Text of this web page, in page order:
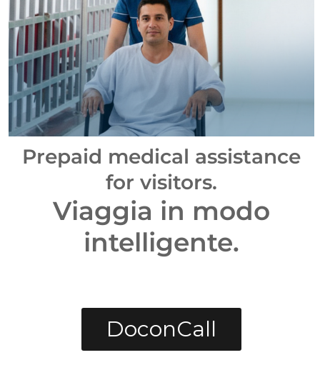
Otorinolaringoiatria
Traumatologia
Chirurgia Plastica, Estetica E Medicina Estetica
Urologia
Sistema Digestivo
Medicina Interna
Laboratorio Clinico
Prepaid medical assistance
for visitors.
Viaggia in modo
intelligente.
DoconCall